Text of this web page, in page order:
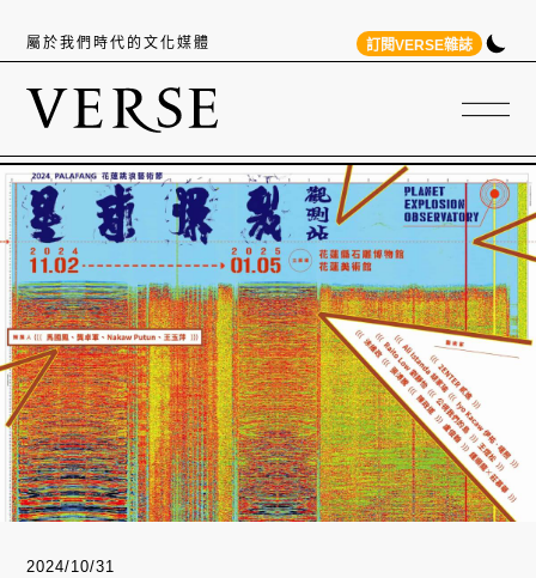
屬於我們時代的文化媒體 訂閱VERSE雜誌
2024/10/31